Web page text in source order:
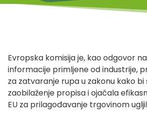
Evropska komisija je, kao odgovor
informacije primljene od industrije,
za zatvaranje rupa u zakonu kako bi
zaobilaženje propisa i ojačala
EU za prilagođavanje trgovinom